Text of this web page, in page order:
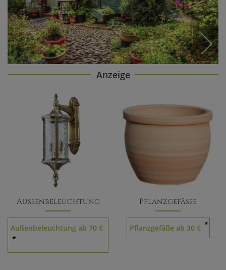
Anzeige
Außenbeleuchtung
Außenbeleuchtung ab 70 €
*
Pflanzgefäße
Pflanzgefäße ab 30 € *